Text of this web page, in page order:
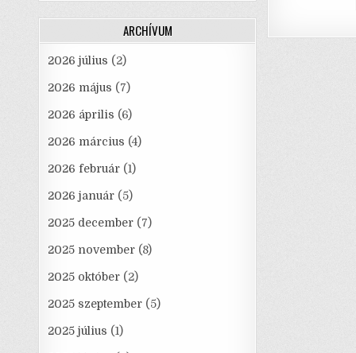
o
ARCHÍVUM
2026 július (2)
2026 május (7)
2026 április (6)
2026 március (4)
2026 február (1)
2026 január (5)
2025 december (7)
2025 november (8)
2025 október (2)
2025 szeptember (5)
2025 július (1)